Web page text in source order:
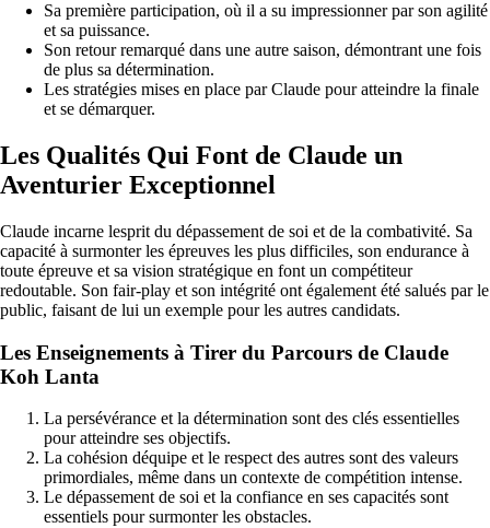
Sa première participation, où il a su impressionner par son agilité
et sa puissance.
Son retour remarqué dans une autre saison, démontrant une fois
de plus sa détermination.
Les stratégies mises en place par Claude pour atteindre la finale
et se démarquer.
Les Qualités Qui Font de Claude un
Aventurier Exceptionnel
Claude incarne lesprit du dépassement de soi et de la combativité. Sa
capacité à surmonter les épreuves les plus difficiles, son endurance à
toute épreuve et sa vision stratégique en font un compétiteur
redoutable. Son fair-play et son intégrité ont également été salués par le
public, faisant de lui un exemple pour les autres candidats.
Les Enseignements à Tirer du Parcours de Claude
Koh Lanta
La persévérance et la détermination sont des clés essentielles
pour atteindre ses objectifs.
La cohésion déquipe et le respect des autres sont des valeurs
primordiales, même dans un contexte de compétition intense.
Le dépassement de soi et la confiance en ses capacités sont
essentiels pour surmonter les obstacles.